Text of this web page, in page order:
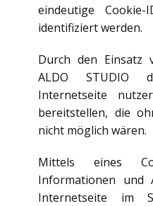
eindeutige
identifiziert werden.
Durch den Einsatz
ALDO STUDIO
Internetseite
bereitstellen, die
nicht möglich wären.
Mittels eines
Informationen und
Internetseite im